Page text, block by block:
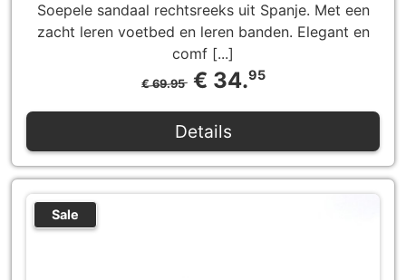
Soepele sandaal rechtsreeks uit Spanje. Met een
zacht leren voetbed en leren banden. Elegant en
comf [...]
€ 69.95€ 34.95
Details
Sale